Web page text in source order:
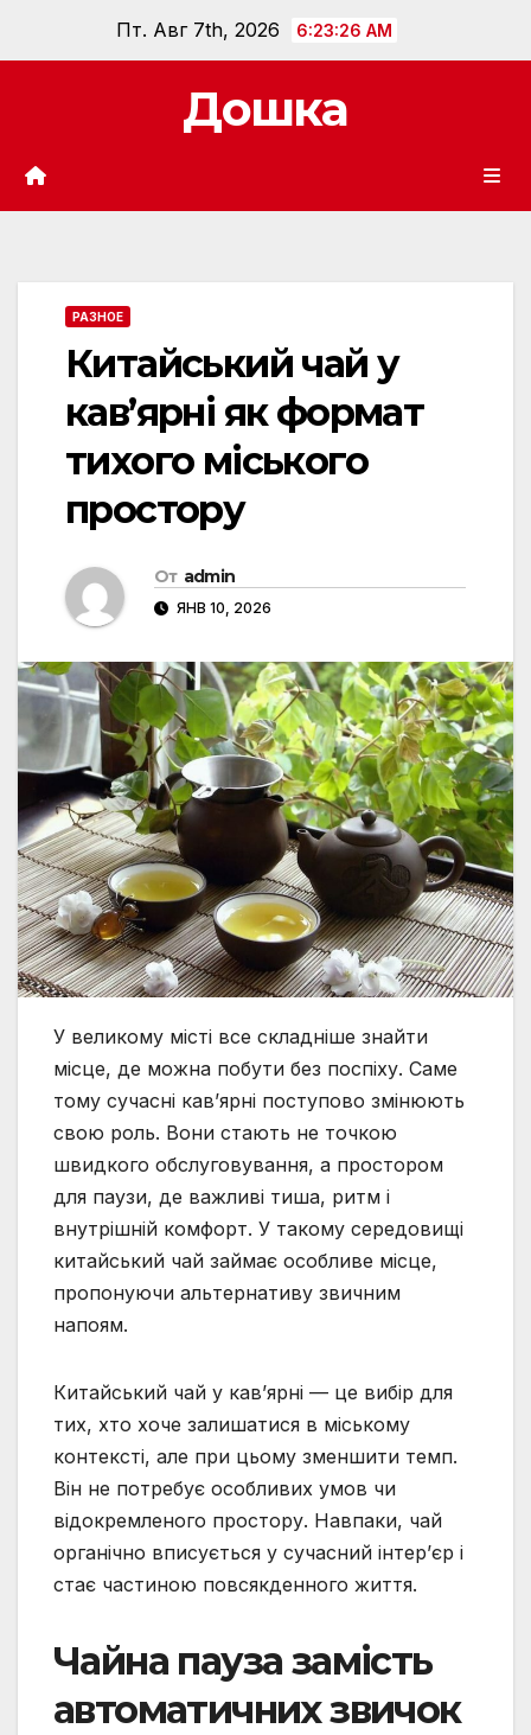
Пт. Авг 7th, 2026 6:23:28 AM
Дошка
РАЗНОЕ
Китайський чай у
кав’ярні як формат
тихого міського
простору
От admin
ЯНВ 10, 2026
У великому місті все складніше знайти
місце, де можна побути без поспіху. Саме
тому сучасні кав’ярні поступово змінюють
свою роль. Вони стають не точкою
швидкого обслуговування, а простором
для паузи, де важливі тиша, ритм і
внутрішній комфорт. У такому середовищі
китайський чай займає особливе місце,
пропонуючи альтернативу звичним
напоям.
Китайський чай у кав’ярні — це вибір для
тих, хто хоче залишатися в міському
контексті, але при цьому зменшити темп.
Він не потребує особливих умов чи
відокремленого простору. Навпаки, чай
органічно вписується у сучасний інтер’єр і
стає частиною повсякденного життя.
Чайна пауза замість
автоматичних звичок